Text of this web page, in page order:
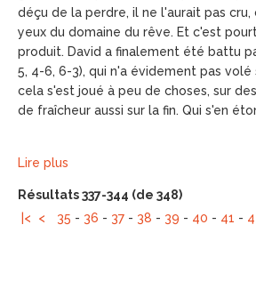
déçu de la perdre, il ne l'aurait pas
yeux du domaine du rêve. Et c'est
produit. David a finalement été battu
5, 4-6, 6-3), qui n'a évidement pas volé
cela s'est joué à peu de choses, sur
de fraîcheur aussi sur la fin. Qui s'en
Lire plus
Résultats 337-344 (de 348)
|<
< 35 - 36 - 37 - 38 - 39 - 40 - 41 -